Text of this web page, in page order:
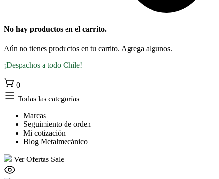
No hay productos en el carrito.
Aún no tienes productos en tu carrito. Agrega algunos.
¡Despachos a todo Chile!
0
Todas las categorías
Marcas
Seguimiento de orden
Mi cotización
Blog Metalmecánico
Ver Ofertas Sale